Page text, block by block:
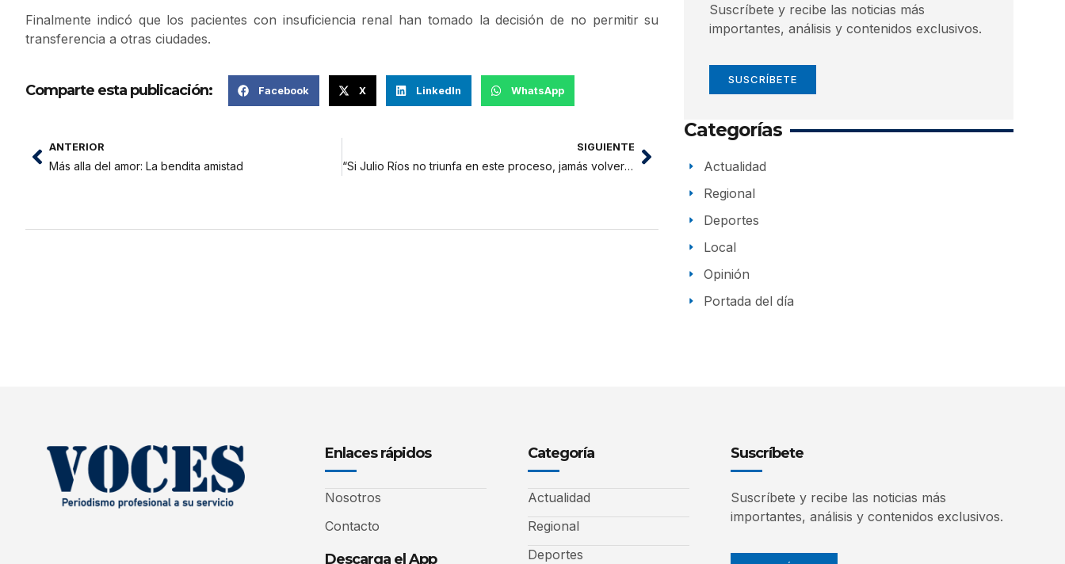
Finalmente indicó que los pacientes con insuficiencia renal han tomado la decisión de no permitir su
transferencia a otras ciudades.
Comparte esta publicación: Facebook X LinkedIn WhatsApp
ANTERIOR
Más alla del amor: La bendita amistad
SIGUIENTE
“Si Julio Ríos no triunfa en este proceso, jamás volveré a la política”
Suscríbete y recibe las noticias más
importantes, análisis y contenidos exclusivos.
SUSCRÍBETE
Categorías
Actualidad
Regional
Deportes
Local
Opinión
Portada del día
Enlaces rápidos
Nosotros
Contacto
Descarga el App
Categoría
Actualidad
Regional
Deportes
Suscríbete
Suscríbete y recibe las noticias más
importantes, análisis y contenidos exclusivos.